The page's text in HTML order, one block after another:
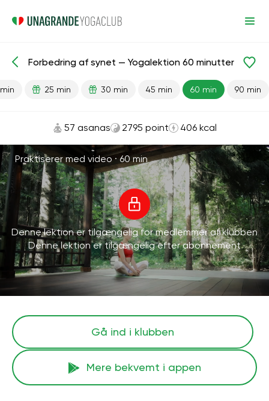
Færdiglavede lektioner Vision
Forbedring af synet — Yogalektion 60 minutter
25 min 30 min 45 min 60 min 90 min
57 asanas 2795 point 406 kcal
Praktiserer med video · 60 min
Denne lektion er tilgængelig for medlemmer af klubben
Denne lektion er tilgængelig efter abonnement
Gå ind i klubben
Mere bekvemt i appen